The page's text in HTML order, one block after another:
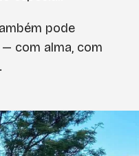
pode
com alma, com